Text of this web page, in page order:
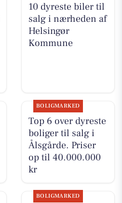
10 dyreste biler til
salg i nærheden af
Helsingør
Kommune
BOLIGMARKED
Top 6 over dyreste
boliger til salg i
Ålsgårde. Priser
op til 40.000.000
kr
BOLIGMARKED